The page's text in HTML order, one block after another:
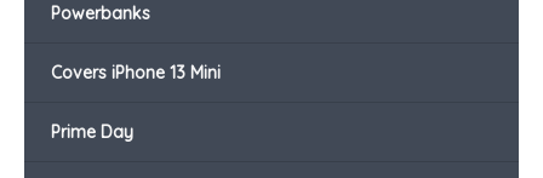
Powerbanks
Covers iPhone 13 Mini
Prime Day